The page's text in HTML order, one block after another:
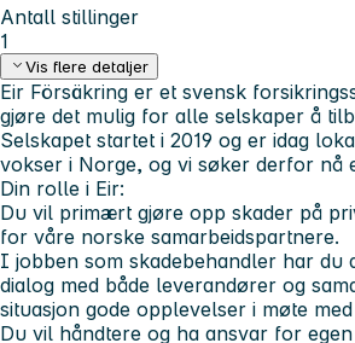
Antall stillinger
1
Vis flere detaljer
Eir Försäkring er et svensk
gjøre det mulig for alle selskaper å
Selskapet startet i 2019 og er idag
vokser i Norge, og vi søker derfor nå
Din rolle i Eir:
Du vil primært gjøre opp skader på
for våre norske samarbeidspartnere.
I jobben som skadebehandler har
dialog med både leverandører og
situasjon gode opplevelser i møte
Du vil håndtere og ha ansvar for